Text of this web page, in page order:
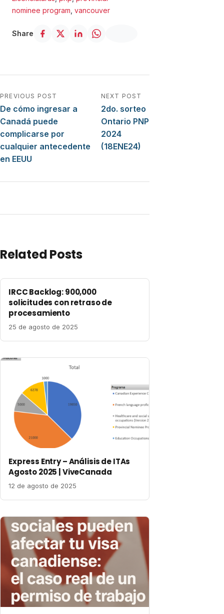
nominee program vancouver
Share
Navegación de entradas
PREVIOUS POST
De cómo ingresar a
Canadá puede
complicarse por
cualquier antecedente
en EEUU
NEXT POST
2do. sorteo
Ontario PNP
2024
(18ENE24)
Related Posts
IRCC Backlog: 900,000
solicitudes con retraso de
procesamiento
25 de agosto de 2025
Express Entry – Análisis de ITAs
Agosto 2025 | ViveCanada
12 de agosto de 2025